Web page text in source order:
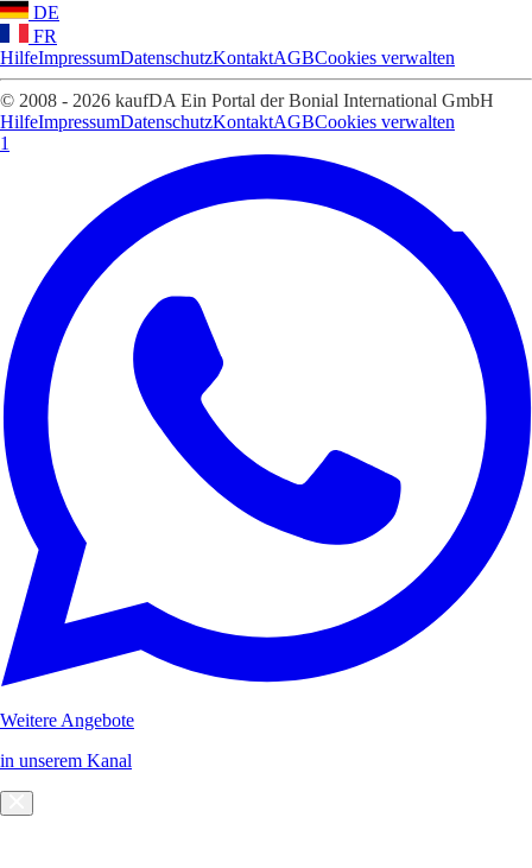
DE
FR
HilfeImpressumDatenschutzKontaktAGBCookies verwalten
© 2008 - 2026 kaufDA Ein Portal der Bonial International GmbH
HilfeImpressumDatenschutzKontaktAGBCookies verwalten
1
Weitere Angebote
in unserem Kanal